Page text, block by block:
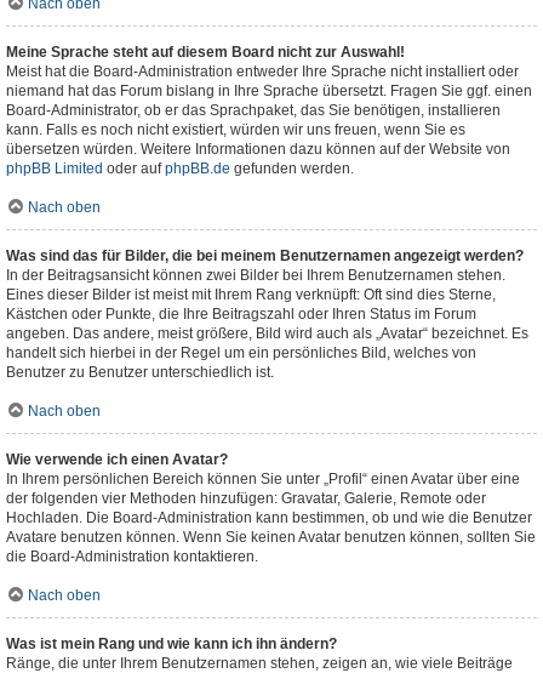
Nach oben
Meine Sprache steht auf diesem Board nicht zur Auswahl!
Meist hat die Board-Administration entweder Ihre Sprache nicht installiert oder
niemand hat das Forum bislang in Ihre Sprache übersetzt. Fragen Sie ggf. einen
Board-Administrator, ob er das Sprachpaket, das Sie benötigen, installieren
kann. Falls es noch nicht existiert, würden wir uns freuen, wenn Sie es
übersetzen würden. Weitere Informationen dazu können auf der Website von
phpBB Limited oder aufphpBB.de gefunden werden.
Nach oben
Was sind das für Bilder, die bei meinem Benutzernamen angezeigt werden?
In der Beitragsansicht können zwei Bilder bei Ihrem Benutzernamen stehen.
Eines dieser Bilder ist meist mit Ihrem Rang verknüpft: Oft sind dies Sterne,
Kästchen oder Punkte, die Ihre Beitragszahl oder Ihren Status im Forum
angeben. Das andere, meist größere, Bild wird auch als „Avatar“ bezeichnet. Es
handelt sich hierbei in der Regel um ein persönliches Bild, welches von
Benutzer zu Benutzer unterschiedlich ist.
Nach oben
Wie verwende ich einen Avatar?
In Ihrem persönlichen Bereich können Sie unter „Profil“ einen Avatar über eine
der folgenden vier Methoden hinzufügen: Gravatar, Galerie, Remote oder
Hochladen. Die Board-Administration kann bestimmen, ob und wie die Benutzer
Avatare benutzen können. Wenn Sie keinen Avatar benutzen können, sollten Sie
die Board-Administration kontaktieren.
Nach oben
Was ist mein Rang und wie kann ich ihn ändern?
Ränge, die unter Ihrem Benutzernamen stehen, zeigen an, wie viele Beiträge